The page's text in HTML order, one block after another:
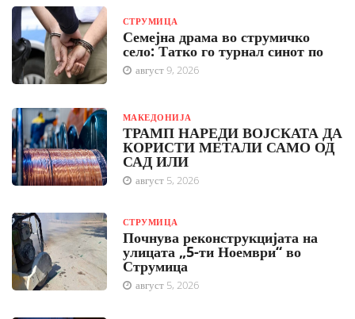
СТРУМИЦА
Семејна драма во струмичко
село: Татко го турнал синот по
август 9, 2026
МАКЕДОНИЈА
ТРАМП НАРЕДИ ВОЈСКАТА ДА
КОРИСТИ МЕТАЛИ САМО ОД
САД ИЛИ
август 5, 2026
СТРУМИЦА
Почнува реконструкцијата на
улицата „5-ти Ноември“ во
Струмица
август 5, 2026